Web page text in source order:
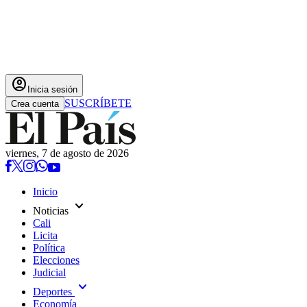
account_circle Inicia sesión
Crea cuenta SUSCRÍBETE
viernes, 7 de agosto de 2026
Inicio
Noticias expand_more
Cali
Licita
Política
Elecciones
Judicial
Deportes expand_more
Economía